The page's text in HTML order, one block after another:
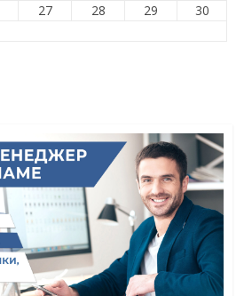
27 28 29
30